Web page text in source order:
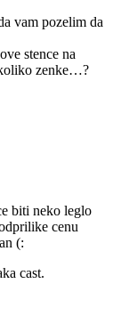
vam pozelim da
stence na
zenke…?
biti neko leglo
cenu
(:
cast.